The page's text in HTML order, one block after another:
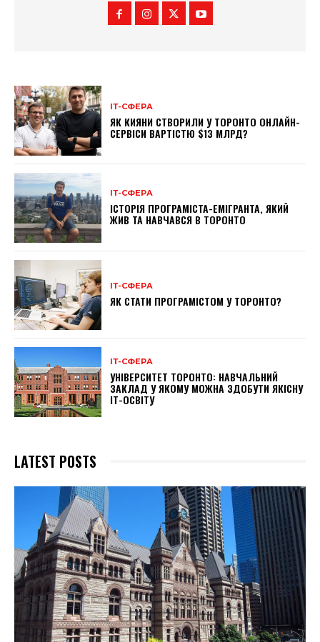
ІТ-СФЕРА
ЯК КИЯНИ СТВОРИЛИ У ТОРОНТО ОНЛАЙН-
СЕРВІСИ ВАРТІСТЮ $13 МЛРД?
ІТ-СФЕРА
ІСТОРІЯ ПРОГРАМІСТА-ЕМІГРАНТА, ЯКИЙ
ЖИВ ТА НАВЧАВСЯ В ТОРОНТО
ІТ-СФЕРА
ЯК СТАТИ ПРОГРАМІСТОМ У ТОРОНТО?
ІТ-СФЕРА
УНІВЕРСИТЕТ ТОРОНТО: НАВЧАЛЬНИЙ
ЗАКЛАД У ЯКОМУ МОЖНА ЗДОБУТИ ЯКІСНУ
ІТ-ОСВІТУ
LATEST POSTS